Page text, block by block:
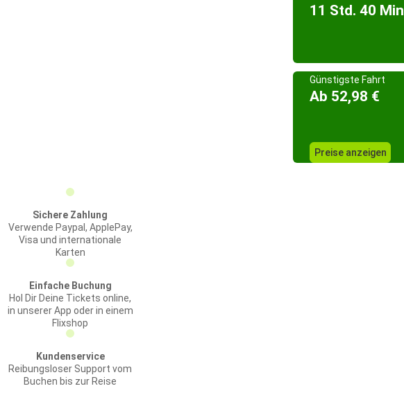
11 Std. 40 Min
Günstigste Fahrt
Ab 52,98 €
Preise anzeigen
Sichere Zahlung
Verwende Paypal, ApplePay,
Visa und internationale
Karten
Einfache Buchung
Hol Dir Deine Tickets online,
in unserer App oder in einem
Flixshop
Kundenservice
Reibungsloser Support vom
Buchen bis zur Reise